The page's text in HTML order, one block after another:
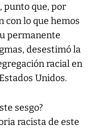
punto que, por
con lo que hemos
permanente
desestimó la
racial en
Unidos.
sesgo?
racista de este